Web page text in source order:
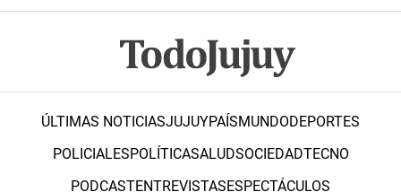
ÚLTIMAS NOTICIASJUJUYPAÍSMUNDODEPORTES
POLICIALESPOLÍTICASALUDSOCIEDADTECNO
PODCASTENTREVISTASESPECTÁCULOS